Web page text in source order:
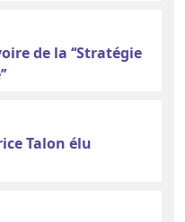
de la ‘‘Stratégie
Talon élu